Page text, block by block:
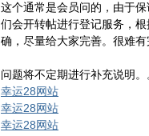
这个通常是会员问的，由于
们会开转帖进行登记服务，
确，尽量给大家完善。很难有
问题将不定期进行补充说明。
幸运28网站
幸运28网站
幸运28网站